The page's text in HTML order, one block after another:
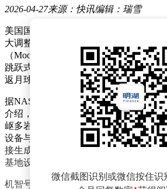
2026-04-27来源：快讯编辑：瑞雪
美国国家航空航天局（NASA）近期对
大调整，其中一项引人注目的举措是启
（MoonFall）”的探测项目。该项目计
跳跃式无人机，通过实地勘察与科学实
返月球及后续月球基地建设提供关键数
据NASA喷气推进实验室（JPL）月球
介绍，该项目将借鉴机智号火星直升
岖多岩的地表开展探测任务。四台无人
设备与科学仪器，总计40套设备将协
接生成月球全景地貌图。这些数据将
基地设备布设提供重要参考。
机智号火星直升机已成功完成72次飞
微信截图识别或微信按住识